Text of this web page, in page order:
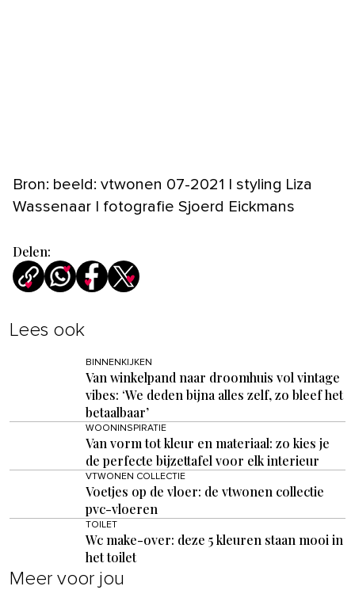
Bron: beeld: vtwonen 07-2021 | styling Liza
Wassenaar | fotografie Sjoerd Eickmans
Delen:
Lees ook
BINNENKIJKEN
Van winkelpand naar droomhuis vol vintage
vibes: ‘We deden bijna alles zelf, zo bleef het
betaalbaar’
WOONINSPIRATIE
Van vorm tot kleur en materiaal: zo kies je
de perfecte bijzettafel voor elk interieur
VTWONEN COLLECTIE
Voetjes op de vloer: de vtwonen collectie
pvc-vloeren
TOILET
Wc make-over: deze 5 kleuren staan mooi in
het toilet
Meer voor jou